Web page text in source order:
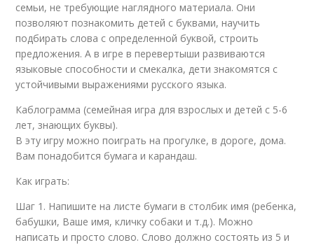
семьи, не требующие наглядного материала. Они
позволяют познакомить детей с буквами, научить
подбирать слова с определенной буквой, строить
предложения. А в игре в перевертыши развиваются
языковые способности и смекалка, дети знакомятся с
устойчивыми выражениями русского языка.
Каблограмма (семейная игра для взрослых и детей с 5-6
лет, знающих буквы).
В эту игру можно поиграть на прогулке, в дороге, дома.
Вам понадобится бумага и карандаш.
Как играть:
Шаг 1. Напишите на листе бумаги в столбик имя (ребенка,
бабушки, Ваше имя, кличку собаки и т.д.). Можно
написать и просто слово. Слово должно состоять из 5 и